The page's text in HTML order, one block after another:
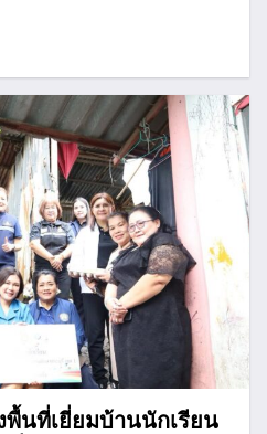
พื้นที่เยี่ยมบ้านนักเรียน